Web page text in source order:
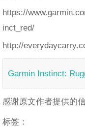
https://
inct_red/
http://
Garmin Instinct:
感谢原文作者提供的信
标签：